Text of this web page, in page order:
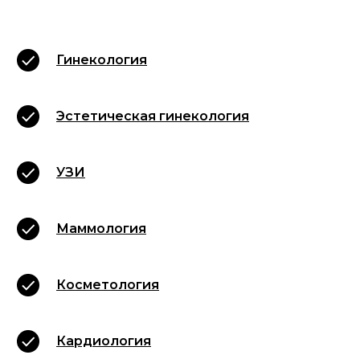
Гинекология
Эстетическая гинекология
УЗИ
Маммология
Косметология
Кардиология